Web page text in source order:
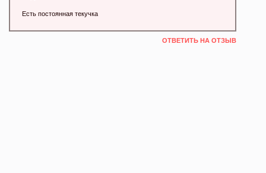
Есть постоянная текучка
ОТВЕТИТЬ НА ОТЗЫВ